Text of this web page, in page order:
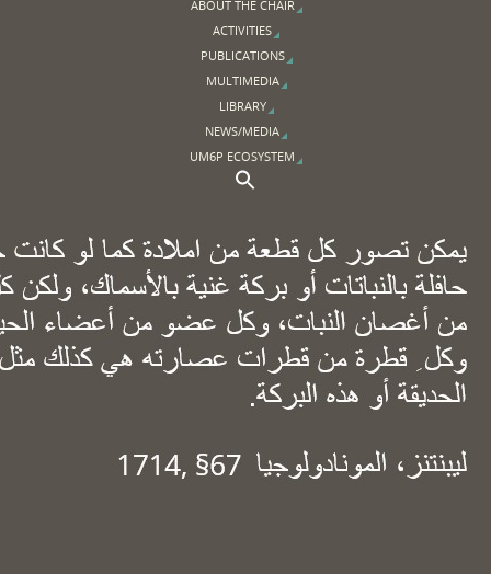
ABOUT THE CHAIR
ACTIVITIES
PUBLICATIONS
MULTIMEDIA
LIBRARY
NEWS/MEDIA
UM6P ECOSYSTEM
Search for:
Search Button